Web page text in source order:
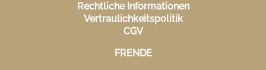
Rechtliche Informationen
Vertraulichkeitspolitik
CGV
FRENDE